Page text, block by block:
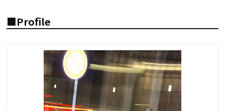
■Profile